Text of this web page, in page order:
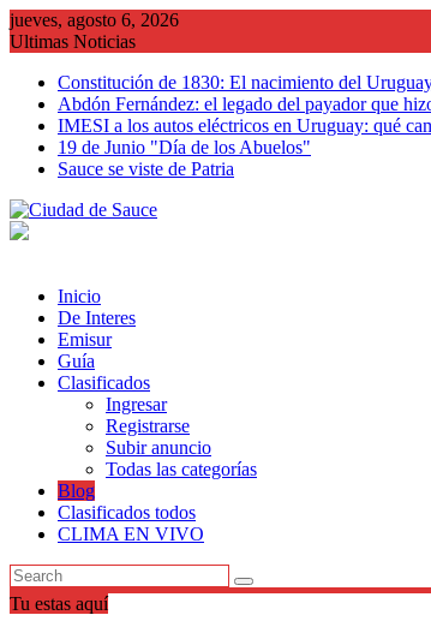
Saltar
al
jueves, agosto 6, 2026
Ultimas Noticias
Constitución de 1830: El nacimiento del
Abdón Fernández: el legado del payador que
IMESI a los autos eléctricos en Uruguay: qué
19 de Junio "Día de los Abuelos"
Sauce se viste de Patria
Inicio
De Interes
Emisur
Guía
Clasificados
Ingresar
Registrarse
Subir anuncio
Todas las categorías
Blog
Clasificados todos
CLIMA EN VIVO
Tu estas aquí